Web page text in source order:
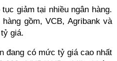
giảm tại nhiều ngân hàng.
gồm, VCB, Agribank và
giá.
đang có mức tỷ giá cao nhất